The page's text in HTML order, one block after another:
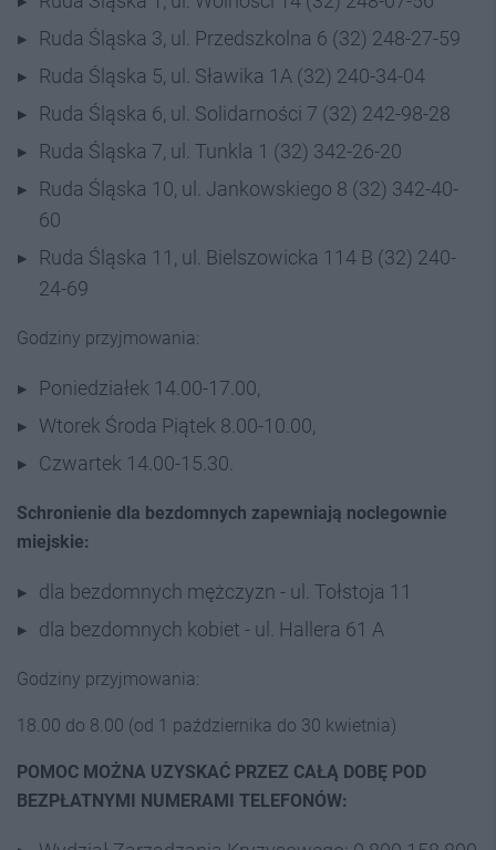
Ruda Śląska 3, ul. Przedszkolna 6 (32) 248-27-59
Ruda Śląska 5, ul. Sławika 1A (32) 240-34-04
Ruda Śląska 6, ul. Solidarności 7 (32) 242-98-28
Ruda Śląska 7, ul. Tunkla 1 (32) 342-26-20
Ruda Śląska 10, ul. Jankowskiego 8 (32) 342-40-
60
Ruda Śląska 11, ul. Bielszowicka 114 B (32) 240-
24-69
Godziny przyjmowania:
Poniedziałek 14.00-17.00,
Wtorek Środa Piątek 8.00-10.00,
Czwartek 14.00-15.30.
Schronienie dla bezdomnych zapewniają noclegownie
miejskie:
dla bezdomnych mężczyzn - ul. Tołstoja 11
dla bezdomnych kobiet - ul. Hallera 61 A
Godziny przyjmowania:
18.00 do 8.00 (od 1 października do 30 kwietnia)
POMOC MOŻNA UZYSKAĆ PRZEZ CAŁĄ DOBĘ POD
BEZPŁATNYMI NUMERAMI TELEFONÓW: